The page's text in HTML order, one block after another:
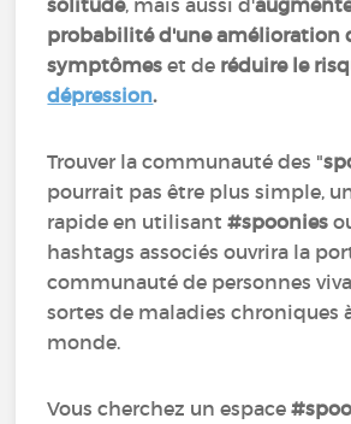
probabilité d'une amélioration
symptômes et de réduire le
dépression.
Trouver la communauté des "
pourrait pas être plus simple,
rapide en utilisant#spoonies
hashtags associés ouvrira la
communauté de personnes
sortes de maladies chroniques
monde.
Vous cherchez un espace